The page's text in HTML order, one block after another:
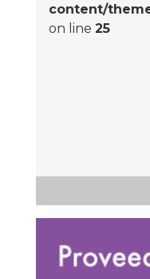
content/
on line 25